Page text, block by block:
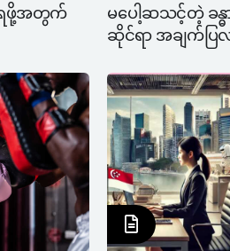
ရဖို့အတွက်
မပေါ့ဆသင့်တဲ့ ခန္
ဆိုင်ရာ အချက်ပ